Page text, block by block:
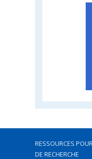
RESSOURCES
DE RECHERCHE